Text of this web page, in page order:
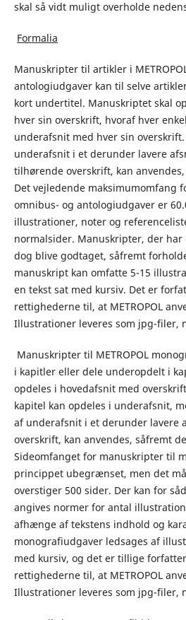
skal så vidt muligt overholde
Formalia
Manuskripter til artikler i
antologiudgaver kan til selve
kort undertitel. Manuskriptet skal
hver sin overskrift, hvoraf hver
underafsnit med hver sin
underafsnit i et derunder lavere
tilhørende overskrift, kan
Det vejledende maksimumomfang
omnibus- og antologiudgaver er
illustrationer, noter og
normalsider. Manuskripter, der har
dog blive godtaget, såfremt
manuskript kan omfatte 5-15
en tekst sat med kursiv. Det er
rettighederne til, at METROPOL
Illustrationer leveres som jpg-filer,
Manuskripter til METROPOL
i kapitler eller dele underopdelt i
opdeles i hovedafsnit med
kapitel kan opdeles i underafsnit,
af underafsnit i et derunder lavere
overskrift, kan anvendes, såfremt
Sideomfanget for manuskripter til
princippet ubegrænset, men det
overstiger 500 sider. Der kan for
angives normer for antal
afhænge af tekstens indhold og
monografiudgaver ledsages af
med kursiv, og det er tillige
rettighederne til, at METROPOL
Illustrationer leveres som jpg-filer,